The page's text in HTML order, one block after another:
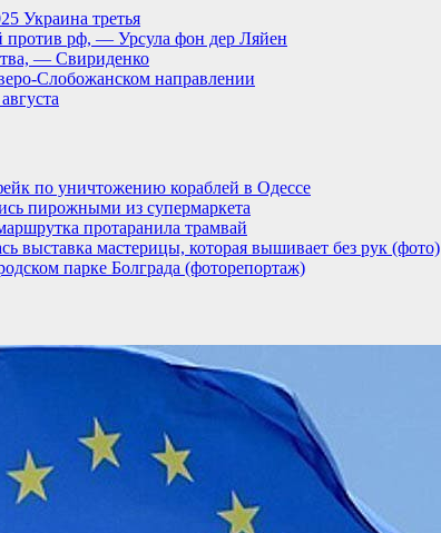
Украина третья
против рф, — Урсула фон дер Ляйен
— Свириденко
Слобожанском направлении
по уничтожению кораблей в Одессе
пирожными из супермаркета
протаранила трамвай
выставка мастерицы, которая вышивает без рук (фото)
парке Болграда (фоторепортаж)